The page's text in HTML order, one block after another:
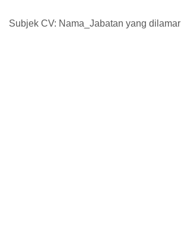
Subjek CV: Nama_Jabatan yang dilamar